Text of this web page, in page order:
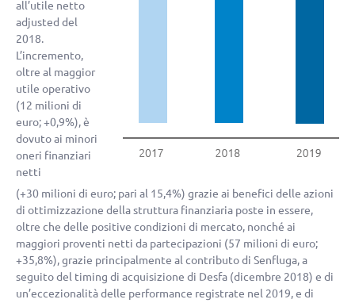
all’utile netto
adjusted del
2018.
L’incremento,
oltre al maggior
utile operativo
(12 milioni di
euro;+0,9%), è
dovuto ai minori
oneri finanziari
netti
(+30 milioni di euro; pari al 15,4%) grazie ai benefici delle azioni
di ottimizzazione della struttura finanziaria poste in essere,
oltre che delle positive condizioni di mercato, nonché ai
maggiori proventi netti da partecipazioni (57 milioni di euro;
+35,8%), grazie principalmente al contributo di Senfluga, a
seguito del timing di acquisizione di Desfa (dicembre 2018) e di
un’eccezionalità delle performance registrate nel 2019, e di